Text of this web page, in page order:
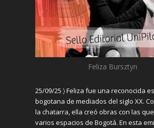
Feliza Bursztyn
25/09/25 〉Feliza fue una reconocida
bogotana de mediados del siglo XX. C
la chatarra, ella creó obras con las que
varios espacios de Bogotá. En esta